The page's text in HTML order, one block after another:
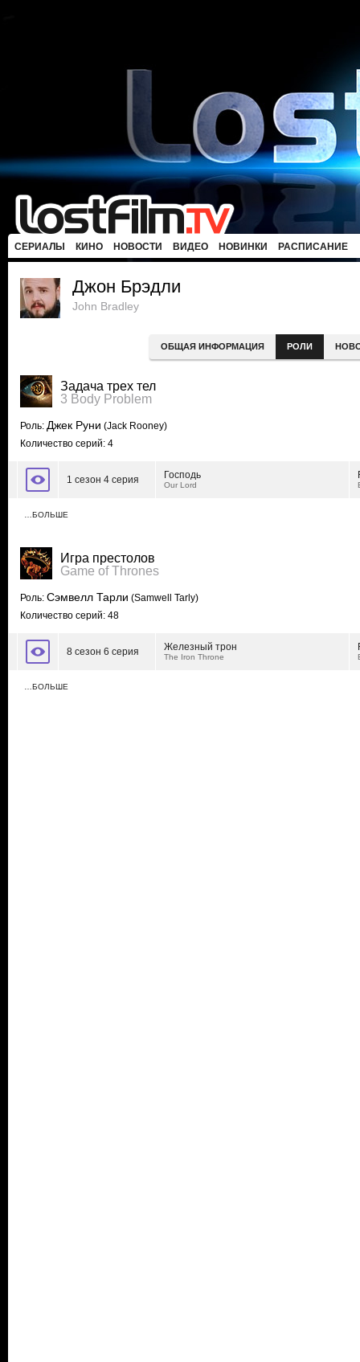
СЕРИАЛЫ КИНО НОВОСТИ ВИДЕО НОВИНКИ РАСПИСАНИЕ
Джон Брэдли
John Bradley
ОБЩАЯ ИНФОРМАЦИЯ РОЛИ
Задача трех тел
3 Body Problem
Роль: Джек Руни (Jack Rooney)
Количество серий: 4
1 сезон 4 серия Господь
Our Lord
…БОЛЬШЕ
Игра престолов
Game of Thrones
Роль: Сэмвелл Тарли (Samwell Tarly)
Количество серий: 48
8 сезон 6 серия Железный трон
The Iron Throne
…БОЛЬШЕ